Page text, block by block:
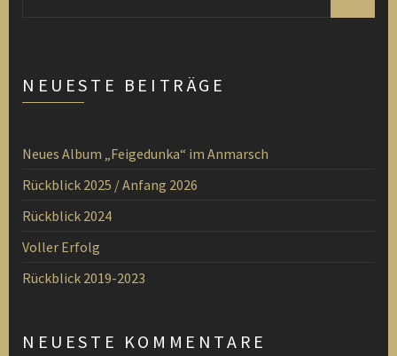
NEUESTE BEITRÄGE
Neues Album „Feigedunka“ im Anmarsch
Rückblick 2025 / Anfang 2026
Rückblick 2024
Voller Erfolg
Rückblick 2019-2023
NEUESTE KOMMENTARE